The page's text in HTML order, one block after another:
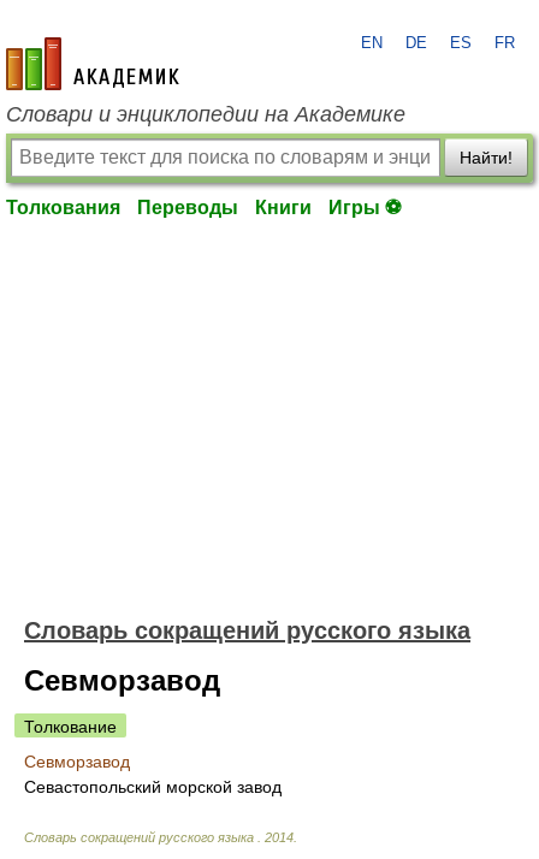
academic.ru
EN DE ES FR
Словари и энциклопедии на Академике
Найти!
Толкования Переводы Книги Игры ⚽
Словарь сокращений русского языка
Севморзавод
Толкование
Севморзавод
Севастопольский морской завод
Словарь сокращений русского языка 2014